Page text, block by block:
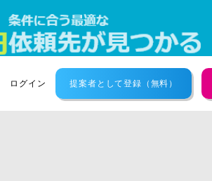
ログイン 提案者として登録（無料）